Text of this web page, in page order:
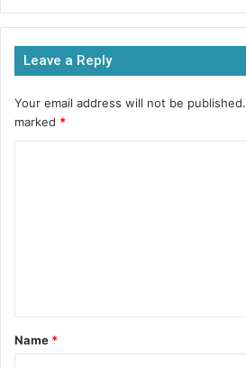
c
e
b
o
o
itt
er
at
s
A
p
p
s
s
e
n
g
ar
e
Leave a Reply
Your email address will not be published.
marked *
Name *